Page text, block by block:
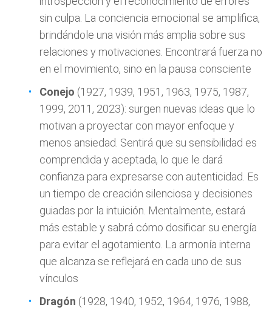
sin culpa. La conciencia emocional se amplifica,
brindándole una visión más amplia sobre sus
relaciones y motivaciones. Encontrará fuerza no
en el movimiento, sino en la pausa consciente
Conejo (1927, 1939, 1951, 1963, 1975, 1987,
1999, 2011, 2023): surgen nuevas ideas que lo
motivan a proyectar con mayor enfoque y
menos ansiedad. Sentirá que su sensibilidad es
comprendida y aceptada, lo que le dará
confianza para expresarse con autenticidad. Es
un tiempo de creación silenciosa y decisiones
guiadas por la intuición. Mentalmente, estará
más estable y sabrá cómo dosificar su energía
para evitar el agotamiento. La armonía interna
que alcanza se reflejará en cada uno de sus
vínculos
Dragón (1928, 1940, 1952, 1964, 1976, 1988,